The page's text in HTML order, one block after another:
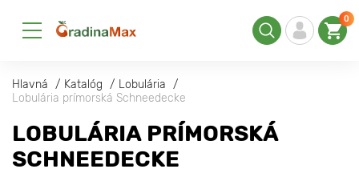
0
Hlavná Katalóg
Lobulária
Lobulária prímorská Schneedecke
LOBULÁRIA PRÍMORSKÁ
SCHNEEDECKE